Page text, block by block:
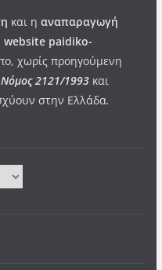
και η αναπαραγωγή
website paidiko-
χωρίς προηγούμενη
Νόμος 2121/1993και
στην Ελλάδα.